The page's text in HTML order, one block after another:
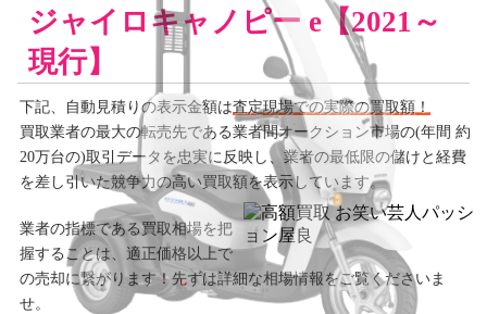
ジャイロキャノピー e【2021～
現行】
下記、自動見積りの表示金額は査定現場での実際の買取額！
買取業者の最大の転売先である業者間オークション市場の(年間 約
20万台の)取引データを忠実に反映し、業者の最低限の儲けと経費
を差し引いた競争力の高い買取額を表示しています。
業者の指標である買取相場を把
握することは、適正価格以上で
の売却に繋がります！先ずは詳細な相場情報をご覧くださいま
せ。